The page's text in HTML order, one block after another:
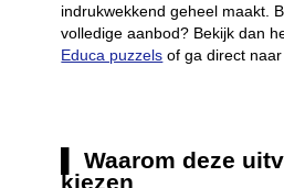
indrukwekkend geheel maakt.
volledige aanbod? Bekijk dan
Educa puzzels of ga direct
Waarom deze
kiezen